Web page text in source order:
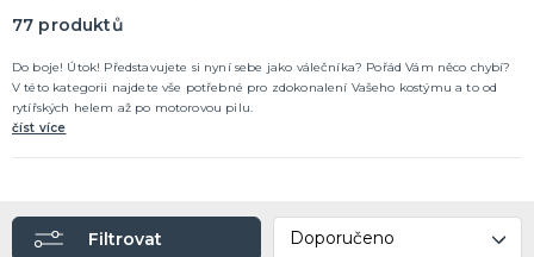
Nafukování balónků
Prodejny
Rozvoz
Párty Blog
Kariéra
Kontakt
Valentýnské hry
PÁLENÍ ČARODEJNIC
Čarodejnické klobouky
Strašidelná výzdoba a dekorace
Doplňky ke kostýmům
DALŠÍ KATEGORIE
77 produktů
Do boje! Útok! Představujete si nyní sebe jako válečníka? Pořád Vám něco chybí?
V této kategorii najdete vše potřebné pro zdokonalení Vašeho kostýmu a to od
rytířských helem až po motorovou pilu.
číst více
Filtrovat